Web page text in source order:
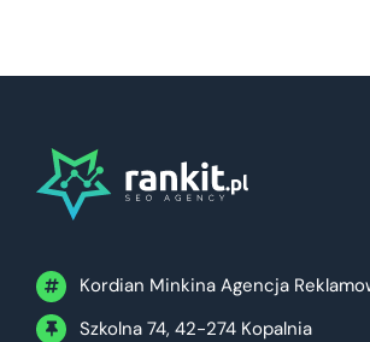
Kordian Minkina Agencja
Szkolna 74, 42-274 Kopalnia